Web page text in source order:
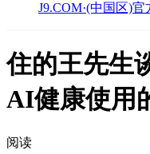
J9.COM·(中国区)官
住的王先生
AI健康使用
阅读